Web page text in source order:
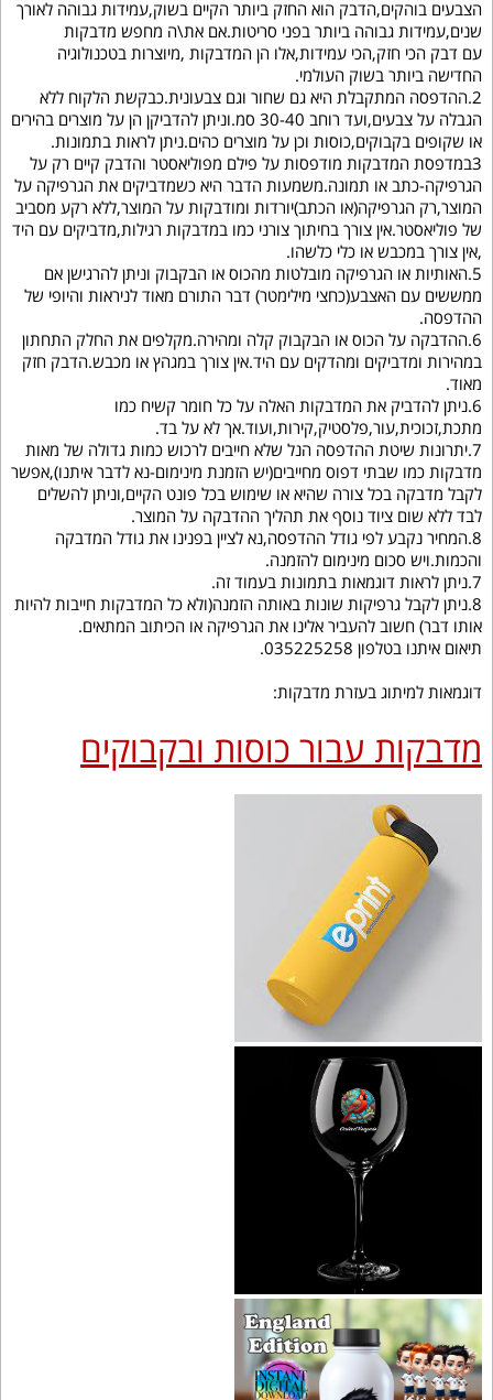
הצבעים בוהקים,הדבק הוא החזק ביותר הקיים בשוק,עמידות גבוהה לאורך
שנים,עמידות גבוהה ביותר בפני סריטות.אם את\ה מחפש מדבקות
עם דבק הכי חזק,הכי עמידות,אלו הן המדבקות ,מיוצרות בטכנולוגיה
החדישה ביותר בשוק העולמי.
2.ההדפסה המתקבלת היא גם שחור וגם צבעונית.כבקשת הלקוח ללא
הגבלה על צבעים,ועד רוחב 30-40 סמ.וניתן להדביקן הן על מוצרים בהירים
או שקופים בקבוקים,כוסות וכן על מוצרים כהים.ניתן לראות בתמונות.
3במדפסת המדבקות מודפסות על פילם מפוליאסטר והדבק קיים רק על
הגרפיקה-כתב או תמונה.משמעות הדבר היא כשמדביקים את הגרפיקה על
המוצר,רק הגרפיקה(או הכתב)יורדות ומודבקות על המוצר,ללא רקע מסביב
של פוליאסטר.אין צורך בחיתוך צורני כמו במדבקות רגילות,מדביקים עם היד
,אין צורך במכבש או כלי כלשהו.
5.האותיות או הגרפיקה מובלטות מהכוס או הבקבוק וניתן להרגישן אם
ממששים עם האצבע(כחצי מילימטר) דבר התורם מאוד לניראות והיופי של
ההדפסה.
6.ההדבקה על הכוס או הבקבוק קלה ומהירה.מקלפים את החלק התחתון
במהירות ומדביקים ומהדקים עם היד.אין צורך במגהץ או מכבש.הדבק חזק
מאוד.
6.ניתן להדביק את המדבקות האלה על כל חומר קשיח כמו
מתכת,זכוכית,עור,פלסטיק,קירות,ועוד.אך לא על בד.
7.יתרונות שיטת ההדפסה הנל שלא חייבים לרכוש כמות גדולה של מאות
מדבקות כמו שבתי דפוס מחייבים(יש הזמנת מינימום-נא לדבר איתנו),אפשר
לקבל מדבקה בכל צורה שהיא או שימוש בכל פונט הקיים,וניתן להשלים
לבד ללא שום ציוד נוסף את תהליך ההדבקה על המוצר.
8.המחיר נקבע לפי גודל ההדפסה,נא לציין בפנינו את גודל המדבקה
והכמות.ויש סכום מינימום להזמנה.
7.ניתן לראות דוגמאות בתמונות בעמוד זה.
8.ניתן לקבל גרפיקות שונות באותה הזמנה(ולא כל המדבקות חייבות להיות
אותו דבר) חשוב להעביר אלינו את הגרפיקה או הכיתוב המתאים.
תיאום איתנו בטלפון 035225258.
דוגמאות למיתוג בעזרת מדבקות:
מדבקות עבור כוסות ובקבוקים